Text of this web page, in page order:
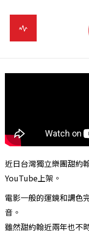
近日台灣獨立樂團甜約
YouTube上架。
電影一般的運鏡和調色
音。
雖然甜約翰近兩年也不